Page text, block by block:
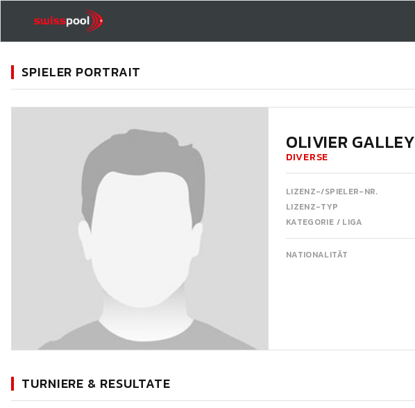
SPIELER PORTRAIT
OLIVIER GALLEY
DIVERSE
LIZENZ-/SPIELER-NR.
LIZENZ-TYP
KATEGORIE / LIGA
NATIONALITÄT
TURNIERE & RESULTATE